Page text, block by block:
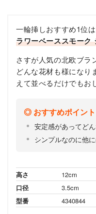
一輪挿しおすすめ1位
ラワーベーススモーク
さすが人気の北欧ブラ
どんな花材も様になり
えて並べるだけでもお
おすすめポイント
安定感があってど
シンプルなのに他
高さ
12cm
口径
3.5cm
型番
4340844